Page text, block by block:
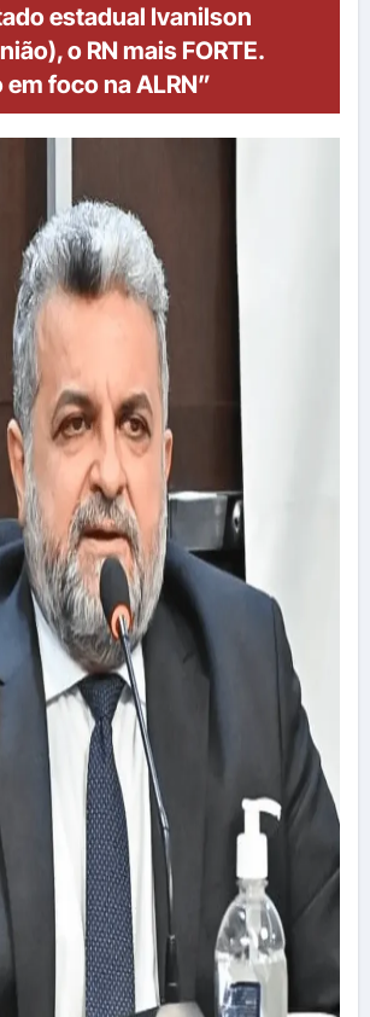
estadual Ivanilson
o RN mais FORTE.
foco na ALRN”